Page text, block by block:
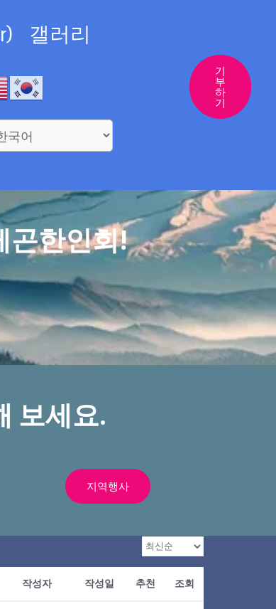
갤러리
기
부
하
기
곤한인회!
보세요.
지역행사
작성자 작성일 추천 조회